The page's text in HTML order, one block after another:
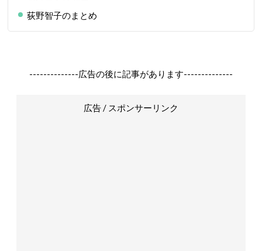
荻野智子のまとめ
--------------広告の後に記事があります--------------
広告 / スポンサーリンク